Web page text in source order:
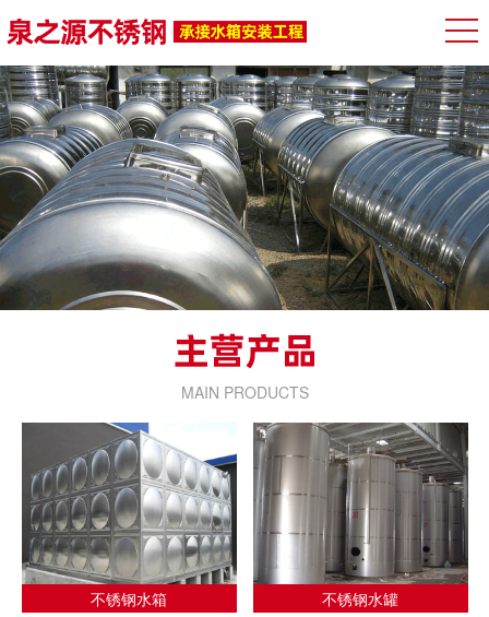
MAIN PRODUCTS
不锈钢水箱 不锈钢水罐